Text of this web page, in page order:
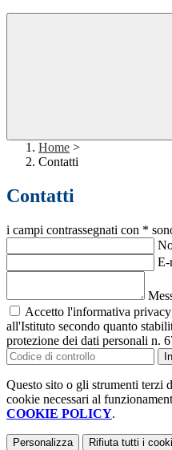
Home >
Contatti
Contatti
i campi contrassegnati con *
E-
Accetto l'informativa
all'Istituto secondo quanto
protezione dei dati personali n.
Questo sito o gli strumenti terzi
cookie necessari al
COOKIE POLICY.
Personalizza Rifiuta tutti i